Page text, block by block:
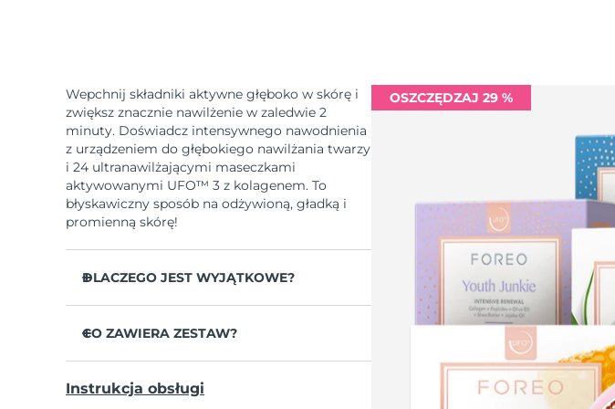
OSZCZĘDZAJ 29 %
Wepchnij składniki aktywne głęboko w skórę i
zwiększ znacznie nawilżenie w zaledwie 2
minuty. Doświadcz intensywnego nawodnienia
z urządzeniem do głębokiego nawilżania twarzy
i 24 ultranawilżającymi maseczkami
aktywowanymi UFO™ 3 z kolagenem. To
błyskawiczny sposób na odżywioną, gładką i
promienną skórę!
DLACZEGO JEST WYJĄTKOWE?
zwiększa nawilżenie skóry o 126% i jest
tygodnia zmniejsza widoczność zmarszczek.
CO ZAWIERA ZESTAW?
6 x UFO™ Youth Junkie 2.0 Masks, 6 x UFO™
Instrukcja obsługi